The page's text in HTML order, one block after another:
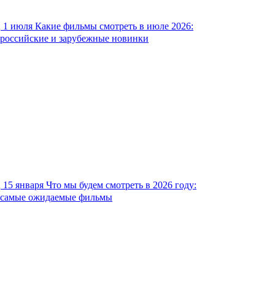
1 июля Какие фильмы смотреть в июле 2026:
российские и зарубежные новинки
15 января Что мы будем смотреть в 2026 году:
самые ожидаемые фильмы